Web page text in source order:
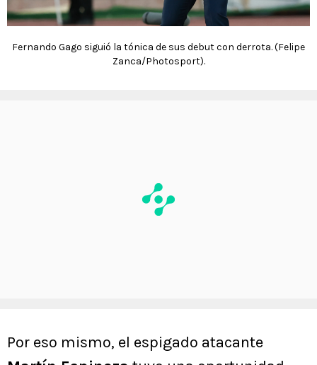
Fernando Gago siguió la tónica de sus debut con derrota. (Felipe
Zanca/Photosport).
Por eso mismo, el espigado atacante